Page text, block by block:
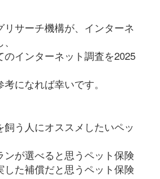
リサーチ機構が、インターネ
インターネット調査を2025
になれば幸いです。
飼う人にオススメしたいペッ
ンが選べると思うペット保険
した補償だと思うペット保険